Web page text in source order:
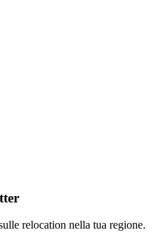
relocation nella tua regione.